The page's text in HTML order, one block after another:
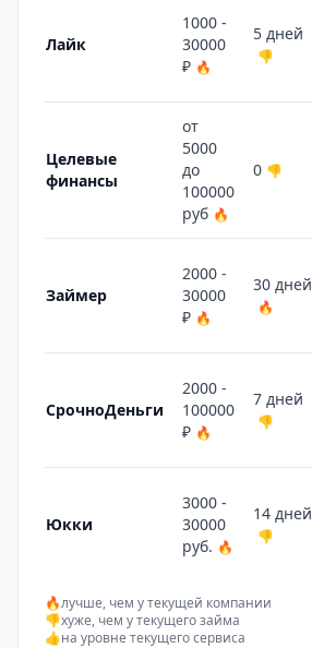
Лайк
1000 -
30000
₽ 🔥
5 дней
👎
Целевые
финансы
от
5000
до
100000
руб 🔥
0 👎
Займер
2000 -
30000
₽ 🔥
30 дней
🔥
СрочноДеньги
2000 -
100000
₽ 🔥
7 дней
👎
Юкки
3000 -
30000
руб. 🔥
14 дней
👎
🔥лучше, чем у текущей компании
👎хуже, чем у текущего займа
👍на уровне текущего сервиса